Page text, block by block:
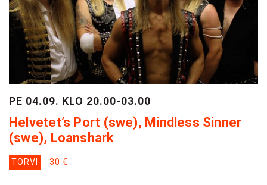
PE 04.09. KLO 20.00-03.00
Helvetet’s Port (swe), Mindless Sinner
(swe), Loanshark
TORVI 30 €